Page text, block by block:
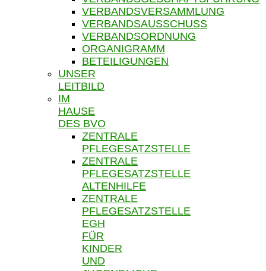
VERBANDSVERSAMMLUNG
VERBANDSAUSSCHUSS
VERBANDSORDNUNG
ORGANIGRAMM
BETEILIGUNGEN
UNSER
LEITBILD
IM
HAUSE
DES BVO
ZENTRALE
PFLEGESATZSTELLE
ZENTRALE
PFLEGESATZSTELLE
ALTENHILFE
ZENTRALE
PFLEGESATZSTELLE
EGH
FÜR
KINDER
UND